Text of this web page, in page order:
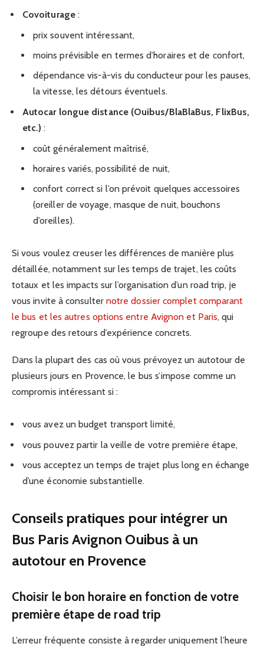
Covoiturage:
prix souvent intéressant,
moins prévisible en termes d’horaires et de confort,
dépendance vis-à-vis du conducteur pour les pauses,
la vitesse, les détours éventuels.
Autocar longue distance (Ouibus/BlaBlaBus, FlixBus,
etc.) :
coût généralement maîtrisé,
horaires variés, possibilité de nuit,
confort correct si l’on prévoit quelques accessoires
(oreiller de voyage, masque de nuit, bouchons
d’oreilles).
Si vous voulez creuser les différences de manière plus
détaillée, notamment sur les temps de trajet, les coûts
totaux et les impacts sur l’organisation d’un road trip, je
vous invite à consulter notre dossier complet comparant
le bus et les autres options entre Avignon et Paris, qui
regroupe des retours d’expérience concrets.
Dans la plupart des cas où vous prévoyez un autotour de
plusieurs jours en Provence, le bus s’impose comme un
compromis intéressant si :
vous avez un budget transport limité,
vous pouvez partir la veille de votre première étape,
vous acceptez un temps de trajet plus long en échange
d’une économie substantielle.
Conseils pratiques pour intégrer un
Bus Paris Avignon Ouibus à un
autotour en Provence
Choisir le bon horaire en fonction de votre
première étape de road trip
L’erreur fréquente consiste à regarder uniquement l’heure